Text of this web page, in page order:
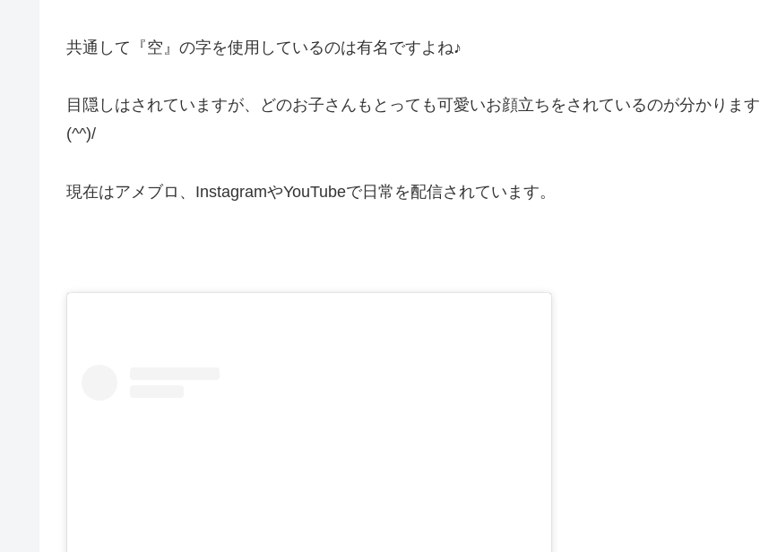
共通して『空』の字を使用しているのは有名ですよね♪
目隠しはされていますが、どのお子さんもとっても可愛いお顔立ちをされているのが分かります
(^^)/
現在はアメブロ、InstagramやYouTubeで日常を配信されています。